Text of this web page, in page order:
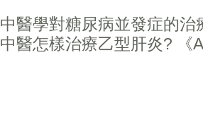
中醫學對糖尿病並發症的治
中醫怎樣治療乙型肝炎? 《